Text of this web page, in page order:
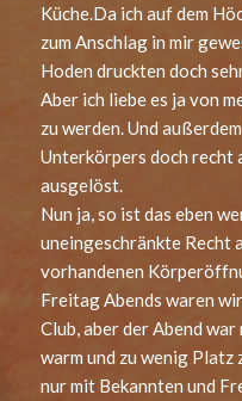
Küche.Da ich auf dem
zum Anschlag in mir
Hoden druckten doch
Aber ich liebe es ja von
zu werden. Und
Unterkörpers doch recht
ausgelöst.
Nun ja, so ist das eben
uneingeschränkte Recht
vorhandenen
Freitag Abends waren
Club, aber der Abend
warm und zu wenig Platz
nur mit Bekannten und